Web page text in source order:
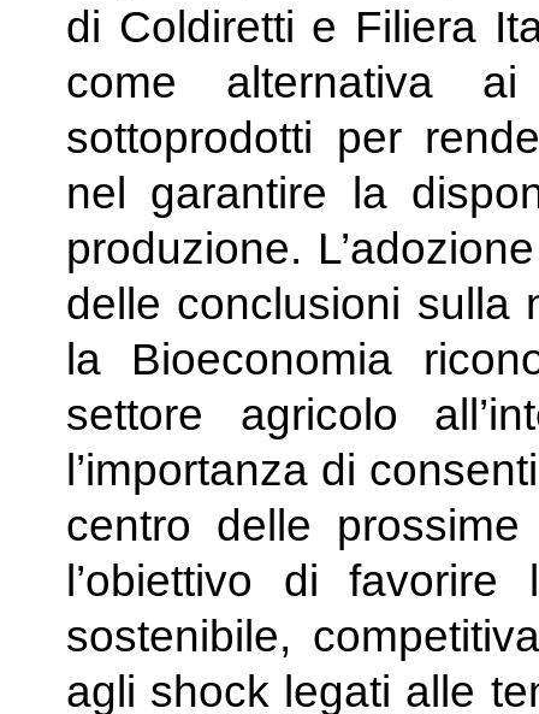
di Coldiretti e Filiera
come alternativa
sottoprodotti per
nel garantire la
produzione.
delle conclusioni sulla
la Bioeconomia
settore agricolo
l’importanza di
centro delle
l’obiettivo di favorire
sostenibile,
agli shock legati alle